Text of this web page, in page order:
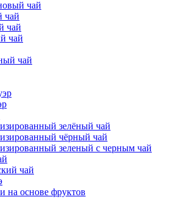
чай
чай
чай
чай
чай
зелёный чай
чёрный чай
зеленый с черным чай
чай
на основе фруктов